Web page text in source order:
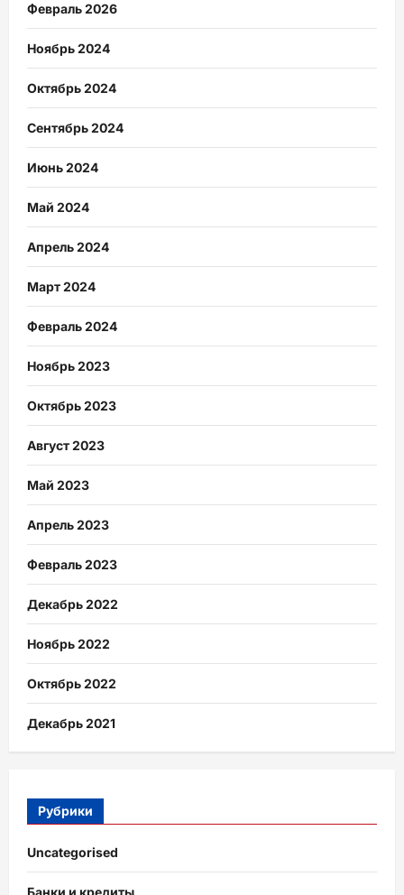
Февраль 2026
Ноябрь 2024
Октябрь 2024
Сентябрь 2024
Июнь 2024
Май 2024
Апрель 2024
Март 2024
Февраль 2024
Ноябрь 2023
Октябрь 2023
Август 2023
Май 2023
Апрель 2023
Февраль 2023
Декабрь 2022
Ноябрь 2022
Октябрь 2022
Декабрь 2021
Рубрики
Uncategorised
Банки и кредиты